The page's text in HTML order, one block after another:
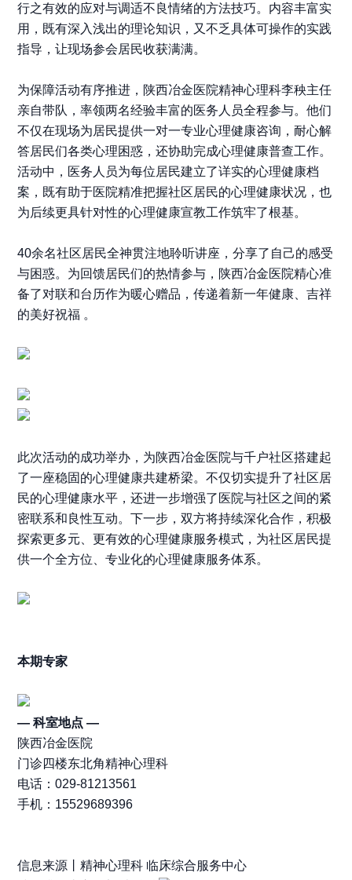
行之有效的应对与调适不良情绪的方法技巧。内容丰富实
用，既有深入浅出的理论知识，又不乏具体可操作的实践
指导，让现场参会居民收获满满。
为保障活动有序推进，陕西冶金医院精神心理科李秧主任
亲自带队，率领两名经验丰富的医务人员全程参与。他们
不仅在现场为居民提供一对一专业心理健康咨询，耐心解
答居民们各类心理困惑，还协助完成心理健康普查工作。
活动中，医务人员为每位居民建立了详实的心理健康档
案，既有助于医院精准把握社区居民的心理健康状况，也
为后续更具针对性的心理健康宣教工作筑牢了根基。
40余名社区居民全神贯注地聆听讲座，分享了自己的感受
与困惑。为回馈居民们的热情参与，陕西冶金医院精心准
备了对联和台历作为暖心赠品，传递着新一年健康、吉祥
的美好祝福 。
此次活动的成功举办，为陕西冶金医院与千户社区搭建起
了一座稳固的心理健康共建桥梁。不仅切实提升了社区居
民的心理健康水平，还进一步增强了医院与社区之间的紧
密联系和良性互动。下一步，双方将持续深化合作，积极
探索更多元、更有效的心理健康服务模式，为社区居民提
供一个全方位、专业化的心理健康服务体系。
本期专家
— 科室地点 —
陕西冶金医院
门诊四楼东北角精神心理科
电话：029-81213561
手机：15529689396
信息来源丨精神心理科 临床综合服务中心